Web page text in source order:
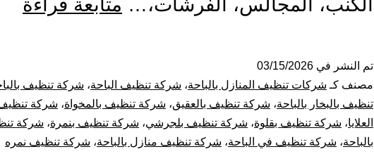
الكنب، المجالس، الفرشات،… متابعة قراءة
|-
تم النشر في 03/15/2026
مصنف كـ شركات تنظيف المنازل بالباحة، شركة تنظيف الباحة، شركة تنظيف
تنظيف بالبخار بالباحة، شركة تنظيف بالعقيق، شركة تنظيف بالمخواة، شركة
العلايا، شركة تنظيف بقلوة، شركة تنظيف بلجرشي، شركة تنظيف بنمرة، شركة
بالباحة، شركة تنظيف في الباحة، شركة تنظيف منازل بالباحة، شركة تنظيف نمره